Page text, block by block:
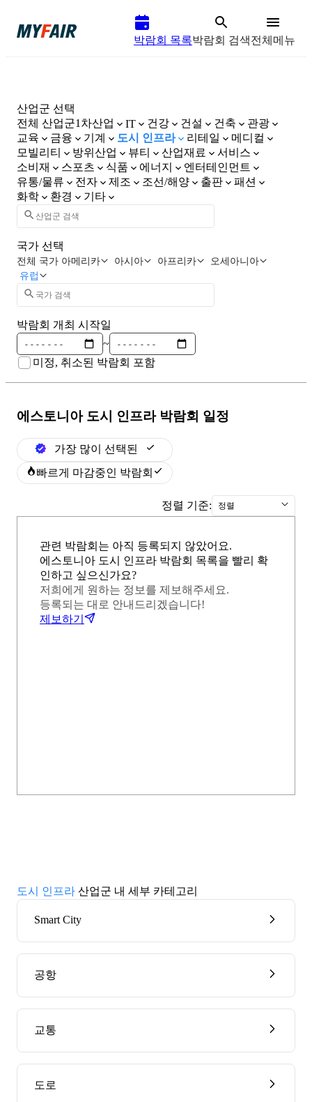
박람회 목록박람회 검색전체메뉴
산업군 선택
전체 산업군1차산업 IT 건강 건설 건축
관광
교육
금융 기계 도시 인프라 리테일
메디컬
모빌리티
방위산업 뷰티 산업재료
서비스
소비재
스포츠 식품 에너지
엔터테인먼트
유통/물류
전자 제조 조선/해양 출판
패션
화학
환경 기타
국가 선택
전체 국가 아메리카 아시아 아프리카
오세아니아
유럽
박람회 개최 시작일
~
미정, 취소된 박람회 포함
에스토니아 도시 인프라박람회 일정
가장 많이 선택된
빠르게 마감중인 박람회
정렬 기준: 정렬
관련 박람회는 아직 등록되지 않았어요.
에스토니아 도시 인프라 박람회 목록을 빨리 확
인하고 싶으신가요?
저희에게 원하는 정보를 제보해주세요.
등록되는 대로 안내드리겠습니다!
제보하기
도시 인프라 산업군 내 세부 카테고리
Smart City
공항
교통
도로